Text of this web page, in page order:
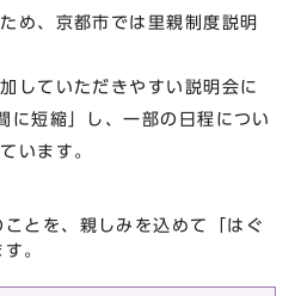
め、京都市では里親制度説明
していただきやすい説明会に
に短縮」し、一部の日程につい
います。
とを、親しみを込めて「はぐ
。